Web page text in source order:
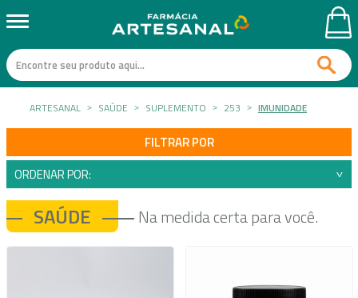
ARTESANAL SAÚDE SUPLEMENTO 253 IMUNIDADE
FILTRAR POR
ORDENAR POR:
SAÚDE Na medida certa para você.